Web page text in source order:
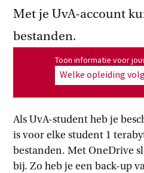
Met je UvA-account
bestanden.
Toon informatie voor
Toon informatie voor
Welke opleiding
Als UvA-student heb je
is voor elke student 1
bestanden. Met OneDrive
bij. Zo heb je een back-up